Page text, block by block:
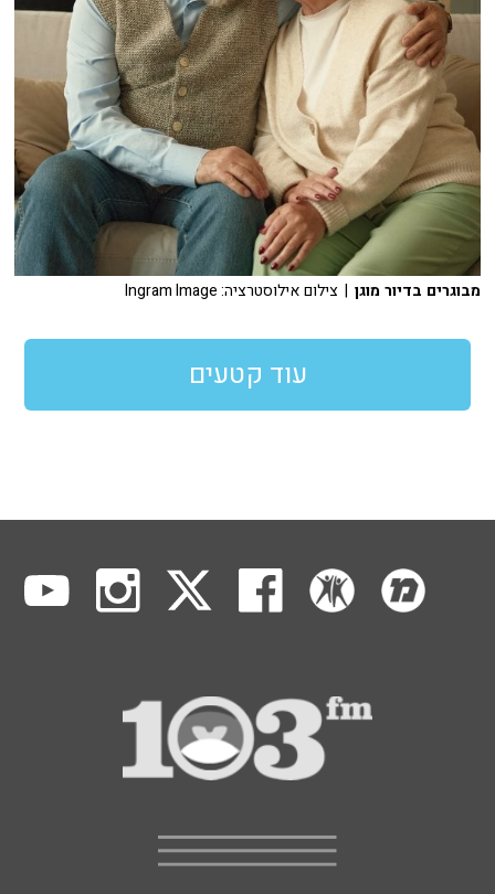
מבוגרים בדיור מוגן | צילום אילוסטרציה: Ingram Image
עוד קטעים